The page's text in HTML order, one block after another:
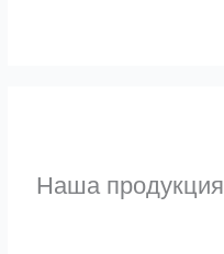
Наша продукция